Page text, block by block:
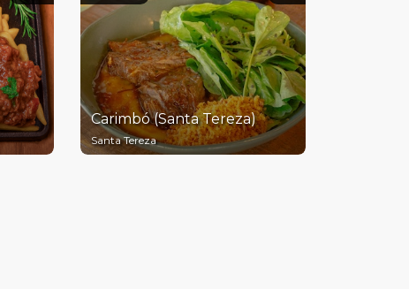
Carimbó (Santa Tereza)
Santa Tereza